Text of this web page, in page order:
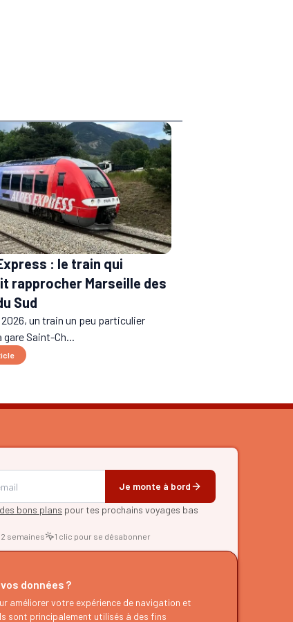
: le train qui
rapprocher Marseille des
Sud
2026, un train un peu particulier
Saint-Ch...
Je monte à bord
bons plans pour tes prochains voyages bas
semaines 1 clic pour se désabonner
données ?
améliorer votre expérience de navigation et
sont principalement utilisés à des fins